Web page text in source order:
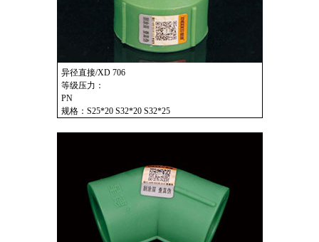
异径直接/XD 706
等级压力：
PN
规格：S25*20 S32*20 S32*25